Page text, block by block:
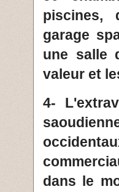
piscines,
garage
une salle
valeur et
4-
dans le